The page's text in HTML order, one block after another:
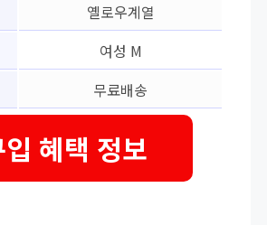
옐로우계열
여성 M
무료배송
혜택 정보